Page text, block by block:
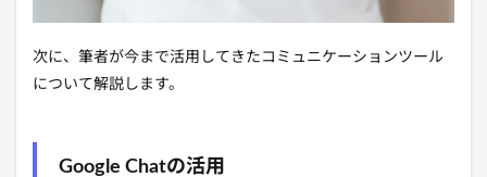
次に、筆者が今まで活用してきたコミュニケーションツール
について解説します。
Google Chatの活用